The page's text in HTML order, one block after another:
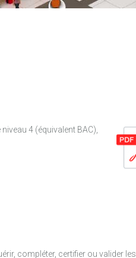
4 (équivalent BAC),
compléter, certifier ou valider les